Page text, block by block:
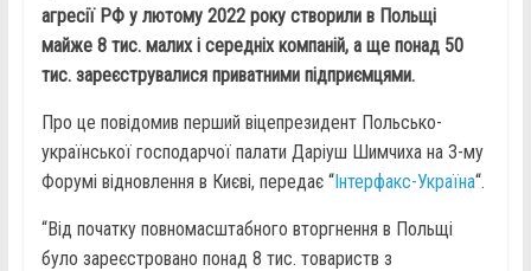
агресії РФ у лютому 2022 року створили в Польщі
майже 8 тис. малих і середніх компаній, а ще понад 50
тис. зареєструвалися приватними підприємцями.
Про це повідомив перший віцепрезидент Польсько-
української господарчої палати Даріуш Шимчиха на 3-му
Форумі відновлення в Києві, передає “Інтерфакс-Україна“.
“Від початку повномасштабного вторгнення в Польщі
було зареєстровано понад 8 тис. товариств з